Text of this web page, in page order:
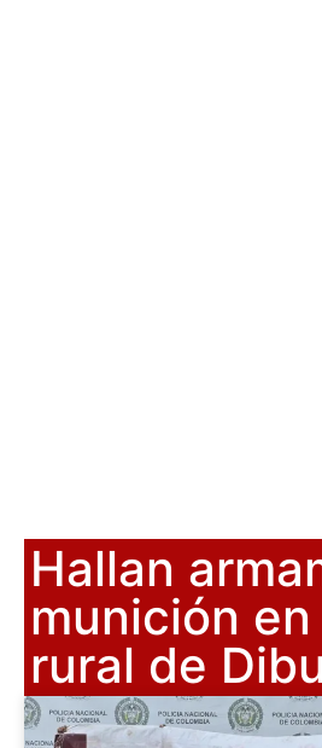
Hallan
munición en
rural de